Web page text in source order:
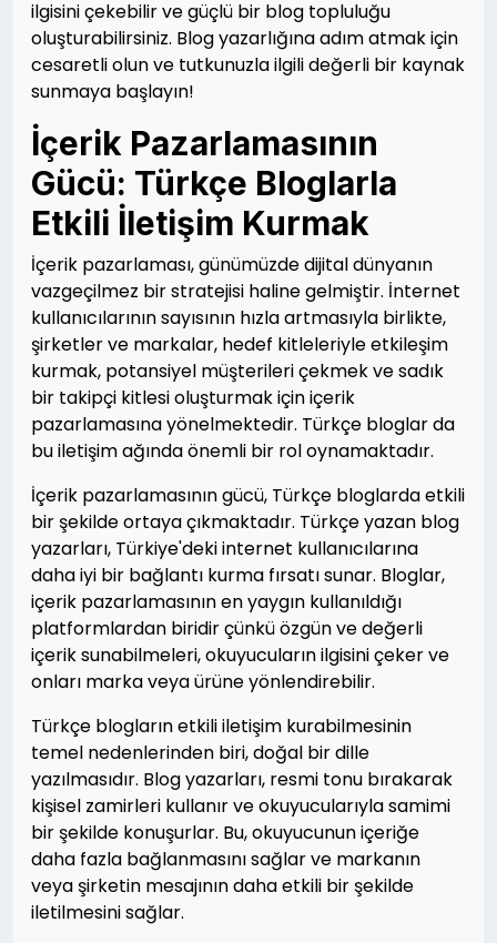
ilgisini çekebilir ve güçlü bir blog topluluğu
oluşturabilirsiniz. Blog yazarlığına adım atmak için
cesaretli olun ve tutkunuzla ilgili değerli bir kaynak
sunmaya başlayın!
İçerik Pazarlamasının
Gücü: Türkçe Bloglarla
Etkili İletişim Kurmak
İçerik pazarlaması, günümüzde dijital dünyanın
vazgeçilmez bir stratejisi haline gelmiştir. İnternet
kullanıcılarının sayısının hızla artmasıyla birlikte,
şirketler ve markalar, hedef kitleleriyle etkileşim
kurmak, potansiyel müşterileri çekmek ve sadık
bir takipçi kitlesi oluşturmak için içerik
pazarlamasına yönelmektedir. Türkçe bloglar da
bu iletişim ağında önemli bir rol oynamaktadır.
İçerik pazarlamasının gücü, Türkçe bloglarda etkili
bir şekilde ortaya çıkmaktadır. Türkçe yazan blog
yazarları, Türkiye'deki internet kullanıcılarına
daha iyi bir bağlantı kurma fırsatı sunar. Bloglar,
içerik pazarlamasının en yaygın kullanıldığı
platformlardan biridir çünkü özgün ve değerli
içerik sunabilmeleri, okuyucuların ilgisini çeker ve
onları marka veya ürüne yönlendirebilir.
Türkçe blogların etkili iletişim kurabilmesinin
temel nedenlerinden biri, doğal bir dille
yazılmasıdır. Blog yazarları, resmi tonu bırakarak
kişisel zamirleri kullanır ve okuyucularıyla samimi
bir şekilde konuşurlar. Bu, okuyucunun içeriğe
daha fazla bağlanmasını sağlar ve markanın
veya şirketin mesajının daha etkili bir şekilde
iletilmesini sağlar.